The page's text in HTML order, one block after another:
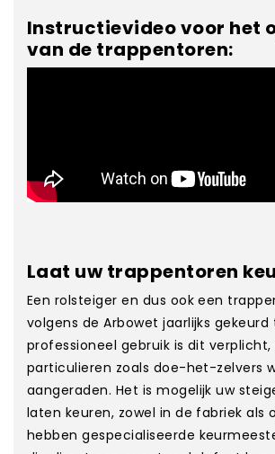
Instructievideo voor het
van de trappentoren:
Laat uw trappentoren
Een rolsteiger en dus ook een
volgens de Arbowet jaarlijks gekeurd
professioneel gebruik is dit
particulieren zoals doe-het-zelvers
aangeraden. Het is mogelijk uw
laten keuren, zowel in de fabriek als
hebben gespecialiseerde